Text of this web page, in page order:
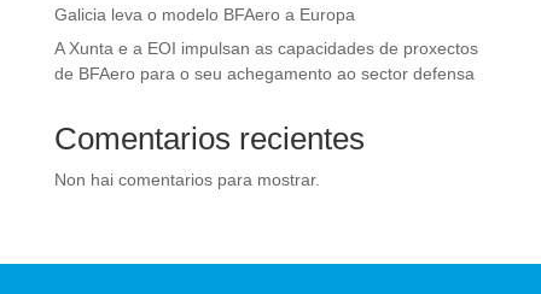
Galicia leva o modelo BFAero a Europa
A Xunta e a EOI impulsan as capacidades de proxectos
de BFAero para o seu achegamento ao sector defensa
Comentarios recientes
Non hai comentarios para mostrar.